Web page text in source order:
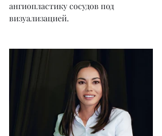
ангиопластику сосудов под
визуализацией.